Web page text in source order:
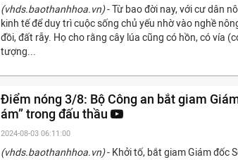
(vhds.baothanhhoa.vn)- Từ bao đời nay, với cư dân
kinh tế để duy trì cuộc sống chủ yếu nhờ vào nghề
đồi, đất rẫy. Họ cho rằng cây lúa cũng có hồn, có vía
tượng...
Điểm nóng 3/8: Bộ Công an bắt giam
ám” trong đấu thầu
2024-08-03 06:11:00
(vhds.baothanhhoa.vn)- Khởi tố, bắt giam Giám đốc